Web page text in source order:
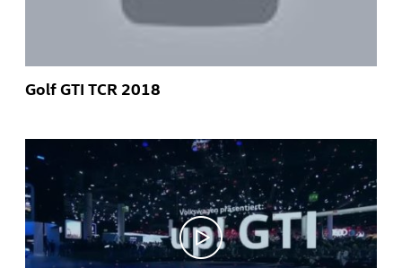
Golf GTI TCR 2018